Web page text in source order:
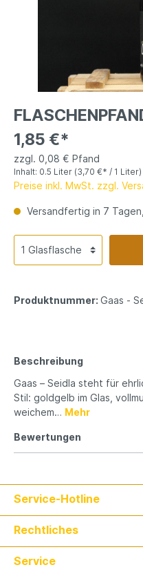
1,85 €*
zzgl. 0,08 € Pfand
Inhalt: 0.5 Liter (3,70 €* / 1 Liter)
Preise inkl. MwSt. zzgl.
Versandfertig in 7
Produktnummer: Gaas -
Beschreibung
Gaas – Seidla steht für
Stil: goldgelb im Glas,
weichem… Mehr
Bewertungen
Service-Hotline
Rechtliches
Service